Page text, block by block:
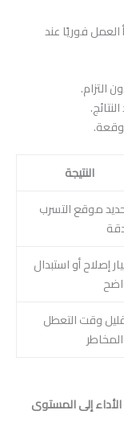
العمل فوريًا عند
التزام.
النتيجة
موقع التسرب
إصلاح أو استبدال
وقت التعطل
إلى المستوى